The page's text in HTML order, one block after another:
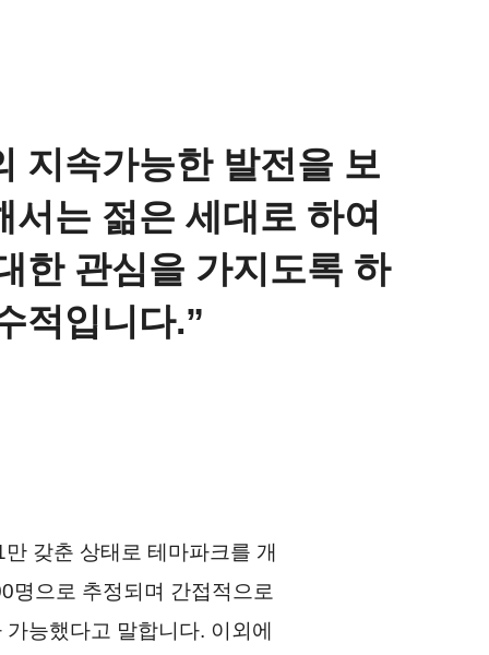
지속가능한 발전을 보
서는 젊은 세대로 하여
한 관심을 가지도록 하
적입니다.
갖춘 상태로 테마파크를 개
명으로 추정되며 간접적으로
능했다고 말합니다. 이외에